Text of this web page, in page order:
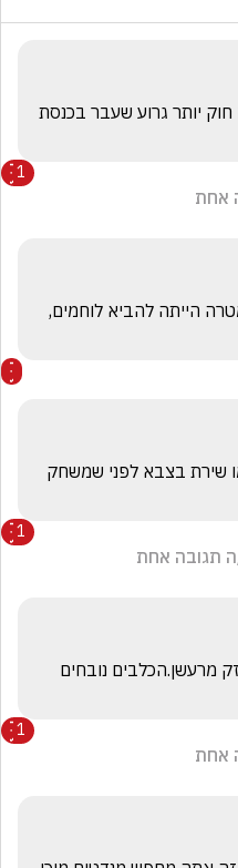
1
אחת
1
תגובה אחת
1
אחת